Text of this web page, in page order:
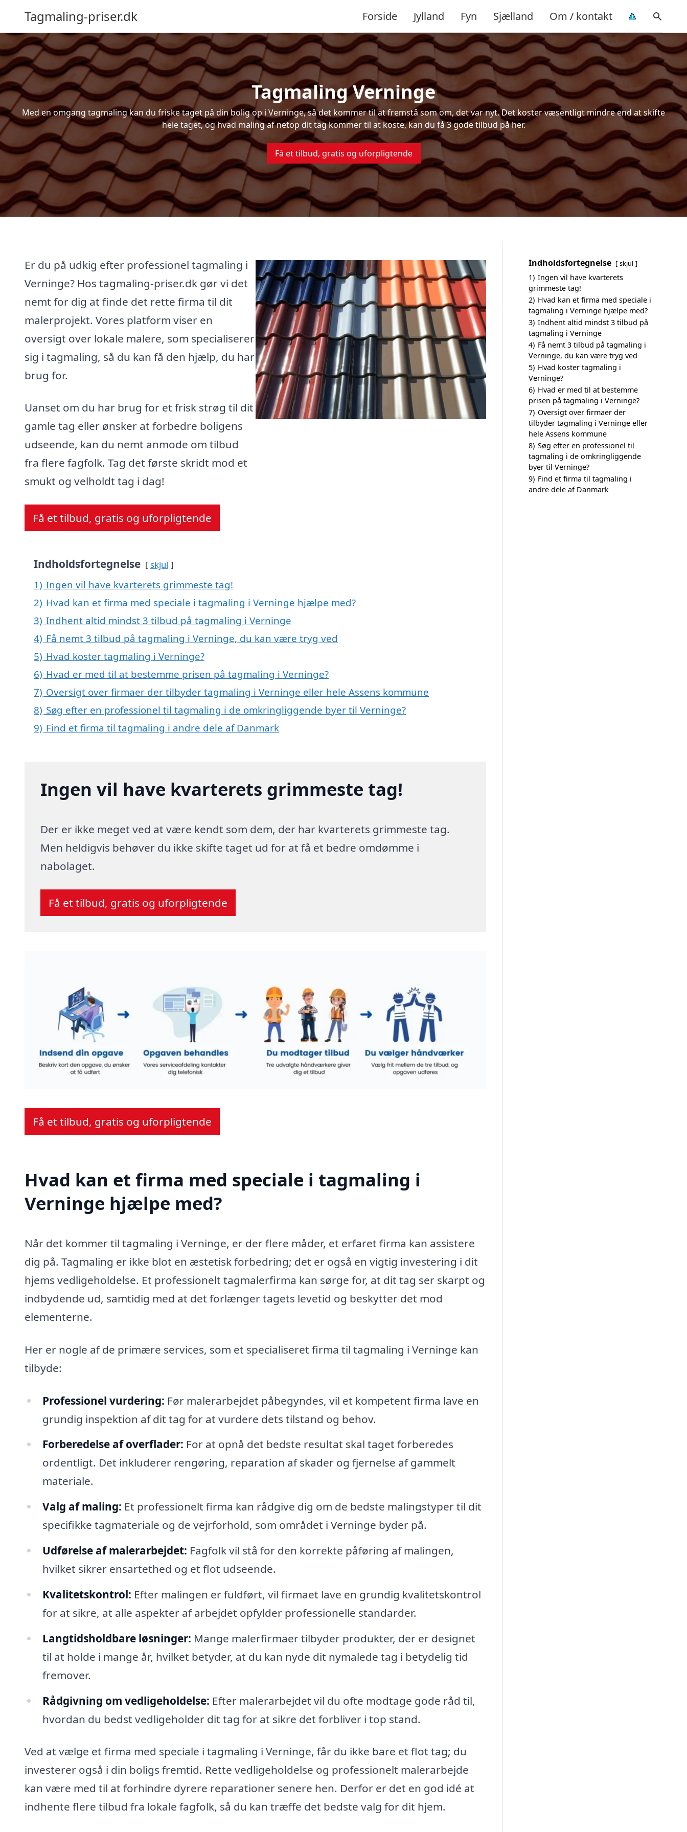
Tagmaling-priser.dk Forside Jylland Fyn Sjælland Om / kontakt
Tagmaling Verninge
Med en omgang tagmaling kan du friske taget på din bolig op i Verninge, så det kommer til at fremstå som om, det var nyt. Det koster væsentligt mindre end at skifte
hele taget, og hvad maling af netop dit tag kommer til at koste, kan du få 3 gode tilbud på her.
Få et tilbud, gratis og uforpligtende
Er du på udkig efter professionel tagmaling i
Verninge? Hos tagmaling-priser.dk gør vi det
nemt for dig at finde det rette firma til dit
malerprojekt. Vores platform viser en
oversigt over lokale malere, som specialiserer
sig i tagmaling, så du kan få den hjælp, du har
brug for.
Uanset om du har brug for et frisk strøg til dit
gamle tag eller ønsker at forbedre boligens
udseende, kan du nemt anmode om tilbud
fra flere fagfolk. Tag det første skridt mod et
smukt og velholdt tag i dag!
Få et tilbud, gratis og uforpligtende
Indholdsfortegnelse skjul
1) Ingen vil have kvarterets grimmeste tag!
2) Hvad kan et firma med speciale i tagmaling i Verninge hjælpe med?
3) Indhent altid mindst 3 tilbud på tagmaling i Verninge
4) Få nemt 3 tilbud på tagmaling i Verninge, du kan være tryg ved
5) Hvad koster tagmaling i Verninge?
6) Hvad er med til at bestemme prisen på tagmaling i Verninge?
7) Oversigt over firmaer der tilbyder tagmaling i Verninge eller hele Assens kommune
8) Søg efter en professionel til tagmaling i de omkringliggende byer til Verninge?
9) Find et firma til tagmaling i andre dele af Danmark
Ingen vil have kvarterets grimmeste tag!
Der er ikke meget ved at være kendt som dem, der har kvarterets grimmeste tag.
Men heldigvis behøver du ikke skifte taget ud for at få et bedre omdømme i
nabolaget.
Få et tilbud, gratis og uforpligtende
Få et tilbud, gratis og uforpligtende
Hvad kan et firma med speciale i tagmaling i
Verninge hjælpe med?
Når det kommer til tagmaling i Verninge, er der flere måder, et erfaret firma kan assistere
dig på. Tagmaling er ikke blot en æstetisk forbedring; det er også en vigtig investering i dit
hjems vedligeholdelse. Et professionelt tagmalerfirma kan sørge for, at dit tag ser skarpt og
indbydende ud, samtidig med at det forlænger tagets levetid og beskytter det mod
elementerne.
Her er nogle af de primære services, som et specialiseret firma til tagmaling i Verninge kan
tilbyde:
Professionel vurdering: Før malerarbejdet påbegyndes, vil et kompetent firma lave en
grundig inspektion af dit tag for at vurdere dets tilstand og behov.
Forberedelse af overflader: For at opnå det bedste resultat skal taget forberedes
ordentligt. Det inkluderer rengøring, reparation af skader og fjernelse af gammelt
materiale.
Valg af maling: Et professionelt firma kan rådgive dig om de bedste malingstyper til dit
specifikke tagmateriale og de vejrforhold, som området i Verninge byder på.
Udførelse af malerarbejdet: Fagfolk vil stå for den korrekte påføring af malingen,
hvilket sikrer ensartethed og et flot udseende.
Kvalitetskontrol: Efter malingen er fuldført, vil firmaet lave en grundig kvalitetskontrol
for at sikre, at alle aspekter af arbejdet opfylder professionelle standarder.
Langtidsholdbare løsninger: Mange malerfirmaer tilbyder produkter, der er designet
til at holde i mange år, hvilket betyder, at du kan nyde dit nymalede tag i betydelig tid
fremover.
Rådgivning om vedligeholdelse: Efter malerarbejdet vil du ofte modtage gode råd til,
hvordan du bedst vedligeholder dit tag for at sikre det forbliver i top stand.
Ved at vælge et firma med speciale i tagmaling i Verninge, får du ikke bare et flot tag; du
investerer også i din boligs fremtid. Rette vedligeholdelse og professionelt malerarbejde
kan være med til at forhindre dyrere reparationer senere hen. Derfor er det en god idé at
indhente flere tilbud fra lokale fagfolk, så du kan træffe det bedste valg for dit hjem.
Indholdsfortegnelse skjul
1) Ingen vil have kvarterets
grimmeste tag!
2) Hvad kan et firma med speciale i
tagmaling i Verninge hjælpe med?
3) Indhent altid mindst 3 tilbud på
tagmaling i Verninge
4) Få nemt 3 tilbud på tagmaling i
Verninge, du kan være tryg ved
5) Hvad koster tagmaling i
Verninge?
6) Hvad er med til at bestemme
prisen på tagmaling i Verninge?
7) Oversigt over firmaer der
tilbyder tagmaling i Verninge eller
hele Assens kommune
8) Søg efter en professionel til
tagmaling i de omkringliggende
byer til Verninge?
9) Find et firma til tagmaling i
andre dele af Danmark